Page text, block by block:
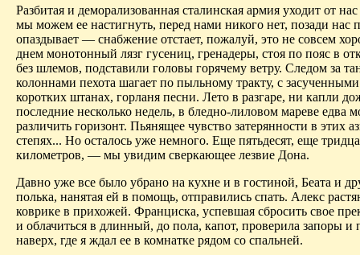
Разбитая и деморализованная сталинская армия уходит от
мы можем ее настигнуть, перед нами никого нет, позади нас
опаздывает — снабжение отстает, пожалуй, это не совсем
днем монотонный лязг гусениц, гренадеры, стоя по пояс в
без шлемов, подставили головы горячему ветру. Следом за
колоннами пехота шагает по пыльному тракту, с
коротких штанах, горланя песни. Лето в разгаре, ни капли
последние несколько недель, в бледно-лиловом мареве едва
различить горизонт. Пьянящее чувство затерянности в этих
степях... Но осталось уже немного. Еще пятьдесят, еще
километров, — мы увидим сверкающее лезвие Дона.
Давно уже все было убрано на кухне и в гостиной, Беата и
полька, нанятая ей в помощь, отправились спать. Алекс
коврике в прихожей. Франциска, успевшая сбросить свое
и облачиться в длинный, до пола, капот, проверила запоры и
наверх, где я ждал ее в комнатке рядом со спальней.